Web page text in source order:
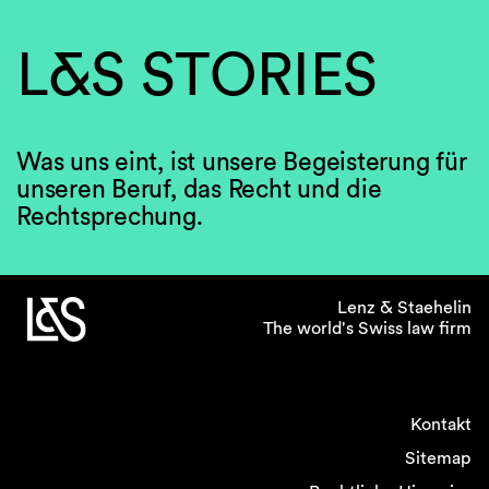
L&S STORIES
Was uns eint, ist unsere Begeisterung für
unseren Beruf, das Recht und die
Rechtsprechung.
Lenz & Staehelin
The world's Swiss law firm
Kontakt
Sitemap